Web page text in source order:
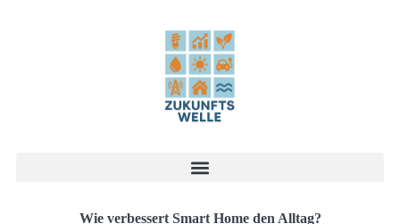
Wie verbessert Smart Home den Alltag?